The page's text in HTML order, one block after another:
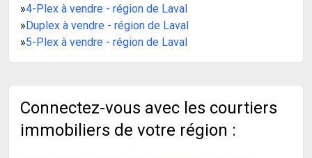
»4-Plex à vendre - région de Laval
»Duplex à vendre - région de Laval
»5-Plex à vendre - région de Laval
Connectez-vous avec les courtiers
immobiliers de votre région :